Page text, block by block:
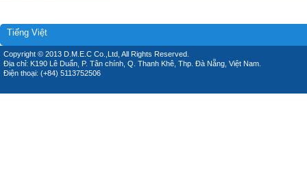
Tiếng Việt
Copyright © 2013 D.M.E.C Co.,Ltd, All Rights Reserved.
Địa chỉ: K190 Lê Duẩn, P. Tân chính, Q. Thanh Khê, Thp. Đà Nẵng, Việt Nam.
Điện thoại: (+84) 5113752506